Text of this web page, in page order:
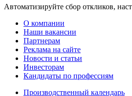
Автоматизируйте сбор откликов,
О компании
Наши вакансии
Партнерам
Реклама на сайте
Новости и статьи
Инвесторам
Кандидаты по профессиям
Производственный календарь